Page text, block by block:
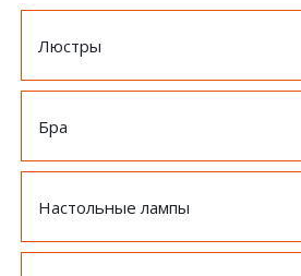
Люстры
Бра
Настольные лампы